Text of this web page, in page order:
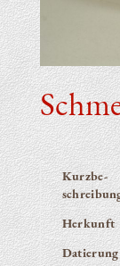
Kurz­be­
Her­kunft
Datie­rung